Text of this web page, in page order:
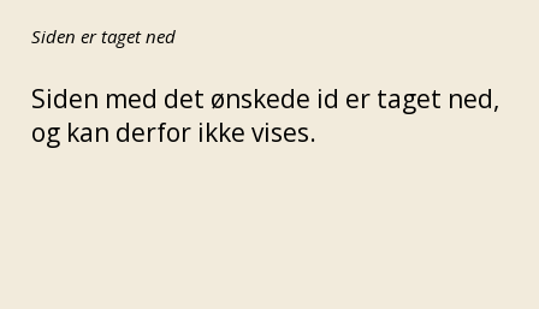
Siden er taget ned
Siden med det ønskede id er taget ned,
og kan derfor ikke vises.